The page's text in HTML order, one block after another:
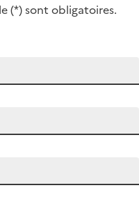
(*) sont obligatoires.